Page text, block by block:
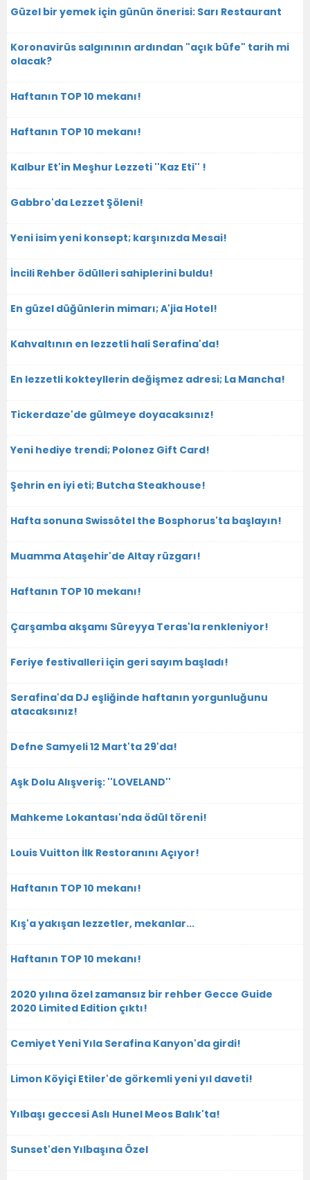
Güzel bir yemek için günün önerisi: Sarı Restaurant
Koronavirüs salgınının ardından "açık büfe" tarih mi
olacak?
Haftanın TOP 10 mekanı!
Haftanın TOP 10 mekanı!
Kalbur Et'in Meşhur Lezzeti ''Kaz Eti'' !
Gabbro'da Lezzet Şöleni!
Yeni isim yeni konsept; karşınızda Mesai!
İncili Rehber ödülleri sahiplerini buldu!
En güzel düğünlerin mimarı; A'jia Hotel!
Kahvaltının en lezzetli hali Serafina'da!
En lezzetli kokteyllerin değişmez adresi; La Mancha!
Tickerdaze'de gülmeye doyacaksınız!
Yeni hediye trendi; Polonez Gift Card!
Şehrin en iyi eti; Butcha Steakhouse!
Hafta sonuna Swissôtel the Bosphorus'ta başlayın!
Muamma Ataşehir'de Altay rüzgarı!
Haftanın TOP 10 mekanı!
Çarşamba akşamı Süreyya Teras'la renkleniyor!
Feriye festivalleri için geri sayım başladı!
Serafina'da DJ eşliğinde haftanın yorgunluğunu
atacaksınız!
Defne Samyeli 12 Mart'ta 29'da!
Aşk Dolu Alışveriş: ''LOVELAND''
Mahkeme Lokantası'nda ödül töreni!
Louis Vuitton İlk Restoranını Açıyor!
Haftanın TOP 10 mekanı!
Kış'a yakışan lezzetler, mekanlar...
Haftanın TOP 10 mekanı!
2020 yılına özel zamansız bir rehber Gecce Guide
2020 Limited Edition çıktı!
Cemiyet Yeni Yıla Serafina Kanyon'da girdi!
Limon Köyiçi Etiler'de görkemli yeni yıl daveti!
Yılbaşı geccesi Aslı Hunel Meos Balık'ta!
Sunset'den Yılbaşına Özel